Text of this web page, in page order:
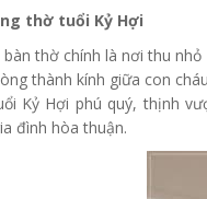
thờ tuổi Kỷ Hợi
thờ chính là nơi thu
thành kính giữa con
Kỷ Hợi phú quý, thịnh
đình hòa thuận.